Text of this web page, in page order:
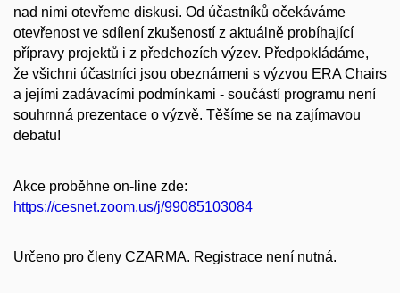
nad nimi otevřeme diskusi. Od účastníků očekáváme
otevřenost ve sdílení zkušeností z aktuálně probíhající
přípravy projektů i z předchozích výzev. Předpokládáme,
že všichni účastníci jsou obeznámeni s výzvou ERA Chairs
a jejími zadávacími podmínkami - součástí programu není
souhrnná prezentace o výzvě. Těšíme se na zajímavou
debatu!
Akce proběhne on-line zde:
https://cesnet.zoom.us/j/99085103084
Určeno pro členy CZARMA. Registrace není nutná.